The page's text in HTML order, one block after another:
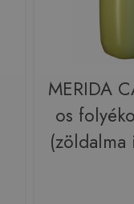
MERIDA
os